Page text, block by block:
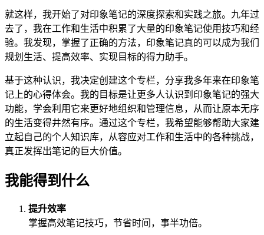
就这样，我开始了对印象笔记的深度探索和实践之旅。九年过
去了，我在工作和生活中积累了大量的印象笔记使用技巧和经
验。我发现，掌握了正确的方法，印象笔记真的可以成为我们
规划生活、提高效率、实现目标的得力助手。
基于这种认识，我决定创建这个专栏，分享我多年来在印象笔
记上的心得体会。我的目标是让更多人认识到印象笔记的强大
功能，学会利用它来更好地组织和管理信息，从而让原本无序
的生活变得井然有序。通过这个专栏，我希望能够帮助大家建
立起自己的个人知识库，从容应对工作和生活中的各种挑战，
真正发挥出笔记的巨大价值。
我能得到什么
提升效率
掌握高效笔记技巧，节省时间，事半功倍。